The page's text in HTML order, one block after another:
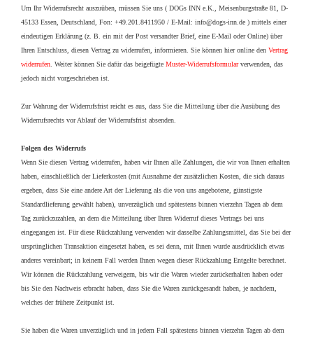
Um Ihr Widerrufsrecht auszuüben, müssen Sie uns ( DOGs INN e.K., Meisenburgstraße 81, D-
45133 Essen, Deutschland, Fon: +49.201.8411950 / E-Mail: info@dogs-inn.de ) mittels einer
eindeutigen Erklärung (z. B. ein mit der Post versandter Brief, eine E-Mail oder Online) über
Ihren Entschluss, diesen Vertrag zu widerrufen, informieren. Sie können hier online den Vertrag
widerrufen . Weiter können Sie dafür das beigefügte Muster-Widerrufsformularverwenden, das
jedoch nicht vorgeschrieben ist.
Zur Wahrung der Widerrufsfrist reicht es aus, dass Sie die Mitteilung über die Ausübung des
Widerrufsrechts vor Ablauf der Widerrufsfrist absenden.
Folgen des Widerrufs
Wenn Sie diesen Vertrag widerrufen, haben wir Ihnen alle Zahlungen, die wir von Ihnen erhalten
haben, einschließlich der Lieferkosten (mit Ausnahme der zusätzlichen Kosten, die sich daraus
ergeben, dass Sie eine andere Art der Lieferung als die von uns angebotene, günstigste
Standardlieferung gewählt haben), unverzüglich und spätestens binnen vierzehn Tagen ab dem
Tag zurückzuzahlen, an dem die Mitteilung über Ihren Widerruf dieses Vertrags bei uns
eingegangen ist. Für diese Rückzahlung verwenden wir dasselbe Zahlungsmittel, das Sie bei der
ursprünglichen Transaktion eingesetzt haben, es sei denn, mit Ihnen wurde ausdrücklich etwas
anderes vereinbart; in keinem Fall werden Ihnen wegen dieser Rückzahlung Entgelte berechnet.
Wir können die Rückzahlung verweigern, bis wir die Waren wieder zurückerhalten haben oder
bis Sie den Nachweis erbracht haben, dass Sie die Waren zurückgesandt haben, je nachdem,
welches der frühere Zeitpunkt ist.
Sie haben die Waren unverzüglich und in jedem Fall spätestens binnen vierzehn Tagen ab dem